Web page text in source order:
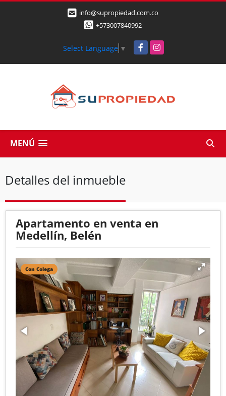
info@supropiedad.com.co
+573007840992
Select Language ▼ FacebookInstagram
MENÚ
Detalles del inmueble
Apartamento en venta en
Medellín, Belén
Con Colega